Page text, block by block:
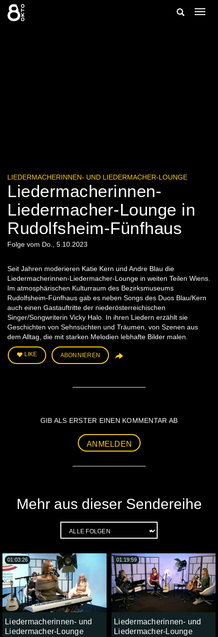
Zum
Inhalt
springen
Suche
LIEDERMACHERINNEN- UND LIEDERMACHER-LOUNGE
Liedermacherinnen-
Liedermacher-Lounge in
Rudolfsheim-Fünfhaus
Folge vom Do., 5.10.2023
Seit Jahren moderieren Katie Kern und Andre Blau die
Liedermacherinnen-Liedermacher-Lounge in weiten Teilen Wiens.
Im atmosphärischen Kulturraum des Bezirksmuseums
Rudolfsheim-Fünfhaus gab es neben Songs des Duos Blau/Kern
auch einen Gastauftritte der niederösterreichischen
Singer/Songwriterin Vicky Halo. In ihren Liedern erzählt sie
Geschichten von Sehnsüchten und Träumen, von Szenen aus
dem Alltag, die mit starken Melodien lebhafte Bilder malen.
LIKE ABONNIEREN
GIB ALS ERSTER EINEN KOMMENTAR AB
ANMELDEN
Mehr aus dieser Sendereihe
Liedermacherinnen- und
Liedermacher-Lounge
01:03:26
Liedermacherinnen- und
Liedermacher-Lounge
01:19:59